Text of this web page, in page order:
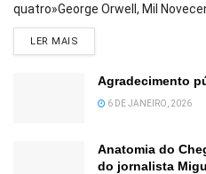
quatro»George Orwell, Mil
LER MAIS
Agradecimento
6 DE JANEIRO, 2026
Anatomia do
do jornalista